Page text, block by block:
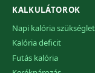
KALKULÁTOROK
Napi kalória szükséglet
Kalória deficit
Futás kalória